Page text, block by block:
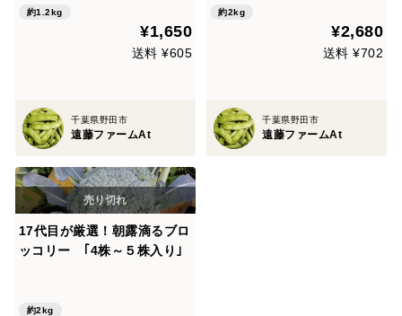
約1.2kg
¥1,650
送料 ¥605
千葉県野田市
遠藤ファームAt
約2kg
¥2,680
送料 ¥702
千葉県野田市
遠藤ファームAt
17代目が厳選！朝露滴るブロ
ッコリー ｢4株～５株入り｣
約2kg